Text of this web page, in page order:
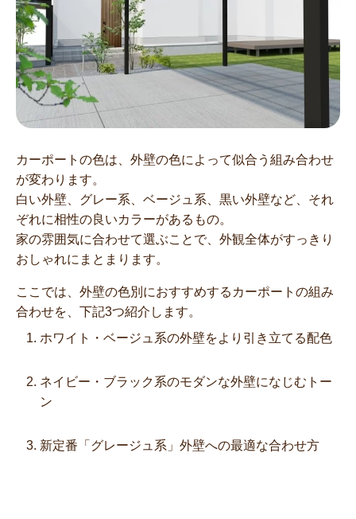
カーポートの色は、外壁の色によって似合う組み合わせ
が変わります。
白い外壁、グレー系、ベージュ系、黒い外壁など、それ
ぞれに相性の良いカラーがあるもの。
家の雰囲気に合わせて選ぶことで、外観全体がすっきり
おしゃれにまとまります。
ここでは、外壁の色別におすすめするカーポートの組み
合わせを、下記3つ紹介します。
ホワイト・ベージュ系の外壁をより引き立てる配色
ネイビー・ブラック系のモダンな外壁になじむトー
ン
新定番「グレージュ系」外壁への最適な合わせ方